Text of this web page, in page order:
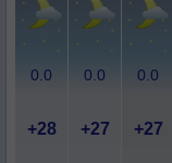
0.0 0.0 0.0
+28 +27 +27